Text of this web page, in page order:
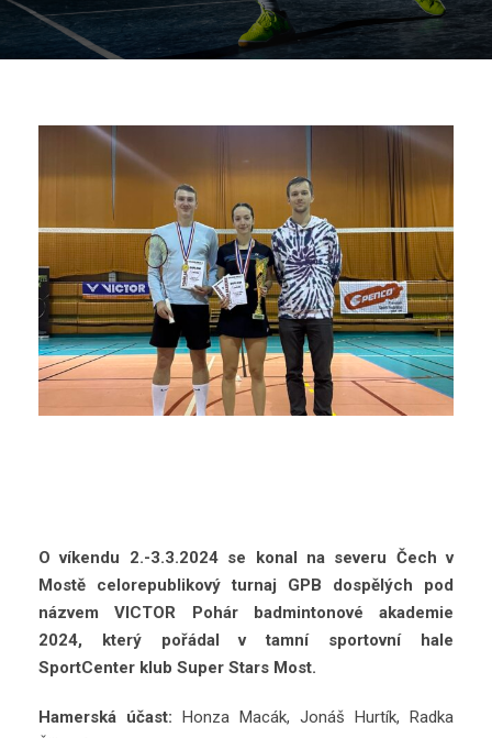
O víkendu 2.-3.3.2024 se konal na severu Čech v
Mostě celorepublikový turnaj GPB dospělých pod
názvem VICTOR Pohár badmintonové akademie
2024, který pořádal v tamní sportovní hale
SportCenter klub Super Stars Most.
Hamerská účast: Honza Macák, Jonáš Hurtík, Radka